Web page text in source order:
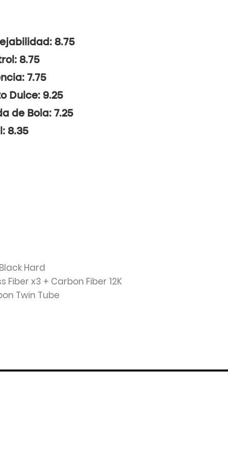
8.75
8.75
7.75
Dulce: 9.25
de Bola: 7.25
8.35
Hard
Fiber x3 + Carbon Fiber 12K
Twin Tube